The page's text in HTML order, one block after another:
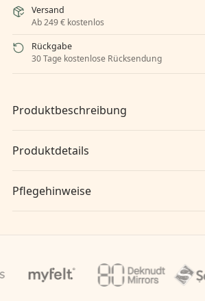
Versand
Ab 249 € kostenlos
Rückgabe
30 Tage kostenlose Rücksendung
Produktbeschreibung
Produktdetails
Pflegehinweise